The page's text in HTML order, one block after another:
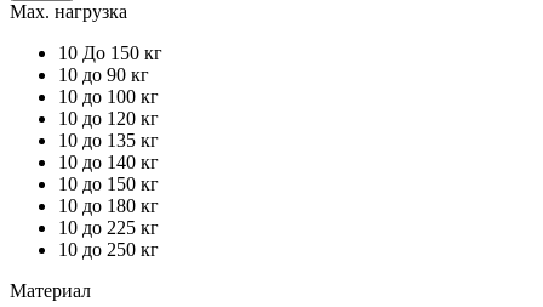
Max. нагрузка
10 До 150 кг
10 до 90 кг
10 до 100 кг
10 до 120 кг
10 до 135 кг
10 до 140 кг
10 до 150 кг
10 до 180 кг
10 до 225 кг
10 до 250 кг
Материал